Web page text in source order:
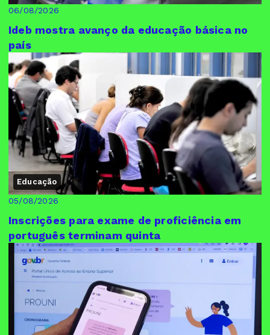
06/08/2026
Ideb mostra avanço da educação básica no
país
Educação
05/08/2026
Inscrições para exame de proficiência em
português terminam quinta